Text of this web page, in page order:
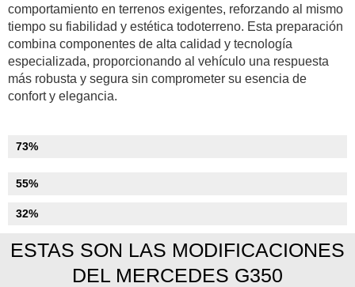
comportamiento en terrenos exigentes, reforzando al mismo
tiempo su fiabilidad y estética todoterreno. Esta preparación
combina componentes de alta calidad y tecnología
especializada, proporcionando al vehículo una respuesta
más robusta y segura sin comprometer su esencia de
confort y elegancia.
Suspension
73%
Llantas y Neumáticos
55%
Iluminación
32%
ESTAS SON LAS MODIFICACIONES
DEL MERCEDES G350